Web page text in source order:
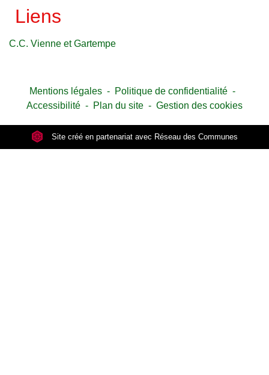
Liens
C.C. Vienne et Gartempe
Mentions légales - Politique de confidentialité -
Accessibilité - Plan du site - Gestion des cookies
Site créé en partenariat avec Réseau des Communes